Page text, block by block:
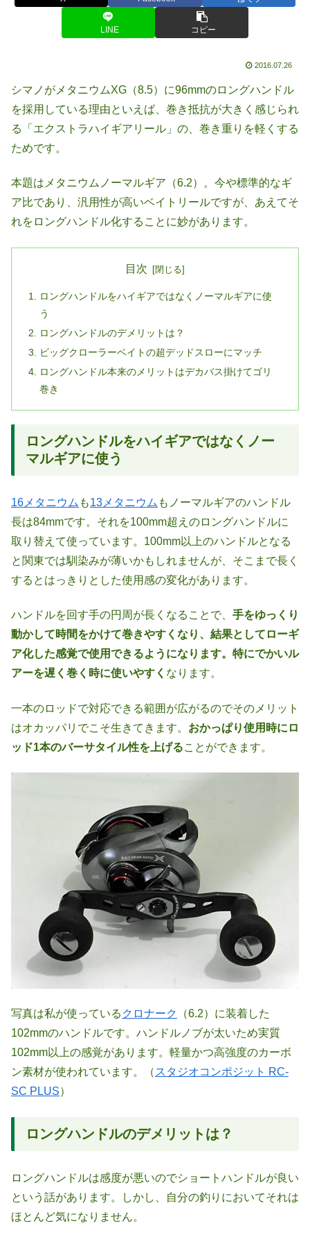
LINE コピー
2016.07.26
シマノがメタニウムXG（8.5）に96mmのロングハンドル
を採用している理由といえば、巻き抵抗が大きく感じられ
る「エクストラハイギアリール」の、巻き重りを軽くする
ためです。
本題はメタニウムノーマルギア（6.2）。今や標準的なギ
ア比であり、汎用性が高いベイトリールですが、あえてそ
れをロングハンドル化することに妙があります。
目次
ロングハンドルをハイギアではなくノーマルギアに使
う
ロングハンドルのデメリットは？
ビッグクローラーベイトの超デッドスローにマッチ
ロングハンドル本来のメリットはデカバス掛けてゴリ
巻き
ロングハンドルをハイギアではなくノー
マルギアに使う
16メタニウム も13メタニウム もノーマルギアのハンドル
長は84mmです。それを100mm超えのロングハンドルに
取り替えて使っています。100mm以上のハンドルとなる
と関東では馴染みが薄いかもしれませんが、そこまで長く
するとはっきりとした使用感の変化があります。
ハンドルを回す手の円周が長くなることで、 手をゆっくり
動かして時間をかけて巻きやすくなり、結果としてローギ
ア化した感覚で使用できるようになります。特にでかいル
アーを遅く巻く時に使いやすく なります。
一本のロッドで対応できる範囲が広がるのでそのメリット
はオカッパリでこそ生きてきます。 おかっぱり使用時にロ
ッド1本のバーサタイル性を上げることができます。
写真は私が使っている クロナーク
（6.2）に装着した
102mmのハンドルです。ハンドルノブが太いため実質
102mm以上の感覚があります。軽量かつ高強度のカーボ
ン素材が使われています。（スタジオコンポジット RC-
SC PLUS）
ロングハンドルのデメリットは？
ロングハンドルは感度が悪いのでショートハンドルが良い
という話があります。しかし、自分の釣りにおいてそれは
ほとんど気になりません。